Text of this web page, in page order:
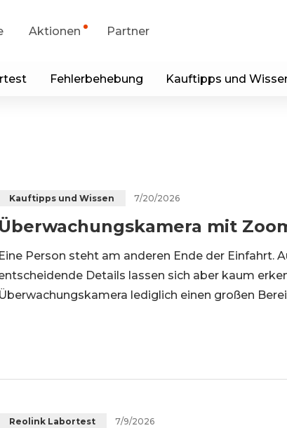
Aktionen
Sonderangebot
Partner
Fehlerbehebung Kauftipps und
Kauftipps und Wissen 7/20/2026
Überwachungskamera mit
Eine Person steht am anderen Ende der Einfahrt.
Details lassen sich aber kaum
Überwachungskamera lediglich einen großen
Reolink Labortest 7/9/2026